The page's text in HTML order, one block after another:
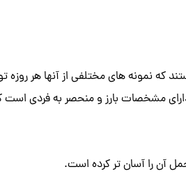
که نمونه های مختلفی از آنها هر روزه
دارای مشخصات بارز و منحصر به فردی
آن را آسان تر کرده است.